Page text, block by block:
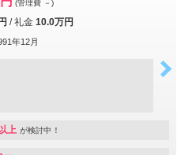
(管理費 －)
/礼金 10.0万円
年12月
上 が検討中！